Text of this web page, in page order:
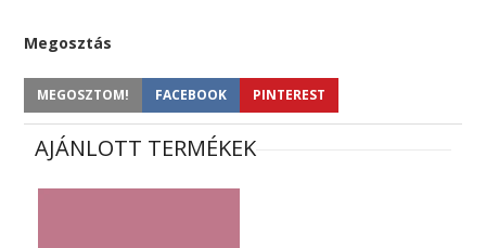
Megosztás
MEGOSZTOM! FACEBOOK PINTEREST
AJÁNLOTT TERMÉKEK